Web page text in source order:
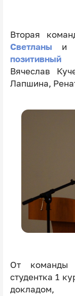
Вторая
Светланы
и
позитивный
Вячеслав
Лапшина,
От команды
студентка 1
докладом,